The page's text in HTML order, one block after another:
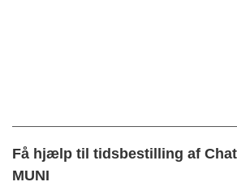
Få hjælp til tidsbestilling af
MUNI